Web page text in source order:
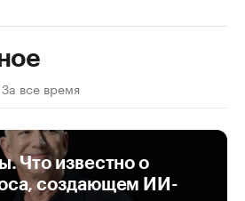
За все время
Что известно о
создающем ИИ-